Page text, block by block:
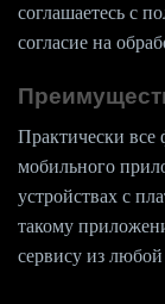
соглашаетесь с
согласие на
Практически все
мобильного
устройствах с
такому
сервису из